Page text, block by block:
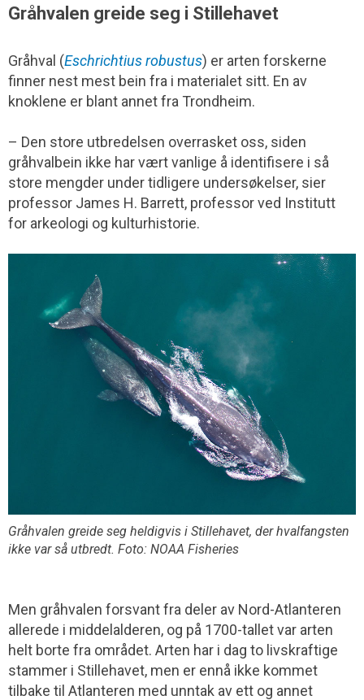
Gråhvalen greide seg i Stillehavet
Gråhval (Eschrichtius robustus) er arten forskerne
finner nest mest bein fra i materialet sitt. En av
knoklene er blant annet fra Trondheim.
– Den store utbredelsen overrasket oss, siden
gråhvalbein ikke har vært vanlige å identifisere i så
store mengder under tidligere undersøkelser, sier
professor James H. Barrett, professor ved Institutt
for arkeologi og kulturhistorie.
Gråhvalen greide seg heldigvis i Stillehavet, der hvalfangsten
ikke var så utbredt. Foto: NOAA Fisheries
Men gråhvalen forsvant fra deler av Nord-Atlanteren
allerede i middelalderen, og på 1700-tallet var arten
helt borte fra området. Arten har i dag to livskraftige
stammer i Stillehavet, men er ennå ikke kommet
tilbake til Atlanteren med unntak av ett og annet